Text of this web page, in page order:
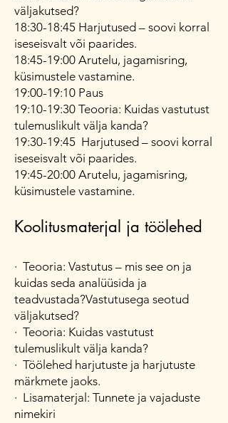
väljakutsed?
18:30-18:45 Harjutused – soovi korral
iseseisvalt või paarides.
18:45-19:00 Arutelu, jagamisring,
küsimustele vastamine.
19:00-19:10 Paus
19:10-19:30 Teooria: Kuidas vastutust
tulemuslikult välja kanda?
19:30-19:45 Harjutused – soovi korral
iseseisvalt või paarides.
19:45-20:00 Arutelu, jagamisring,
küsimustele vastamine.
Koolitusmaterjal ja töölehed
· ​Teooria: Vastutus – mis see on ja
kuidas seda analüüsida ja
teadvustada?Vastutusega seotud
väljakutsed?
· Teooria: Kuidas vastutust
tulemuslikult välja kanda?
· Töölehed harjutuste ja harjutuste
märkmete jaoks.
· Lisamaterjal: Tunnete ja vajaduste
nimekiri